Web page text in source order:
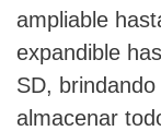
ampliable
expandible
SD,
almacenar